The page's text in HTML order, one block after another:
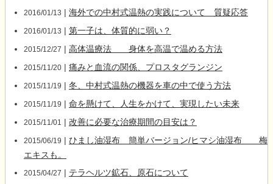
2016/01/13 | 海外での中村式温熱の実践について 質疑応答
2016/01/13 | 第一子は、体質的に弱い？
2015/12/27 | 高体温療法 身体を高温で温める方法
2015/11/20| 痛みと血流の関係、プロスタグランジン
2015/11/19 | 冬、中村式温熱の機器を車の中で使う方法
2015/11/19 | 命を懸けて、人生をかけて、実現したい未来
2015/11/01 | 改善に必要な治療期間の目安は？
2015/06/19 | ひまし油湿布 簡単バージョン/ヒマシ油湿布 梅
エキスも。
2015/04/27 | テラヘルツ鉱石、原石について